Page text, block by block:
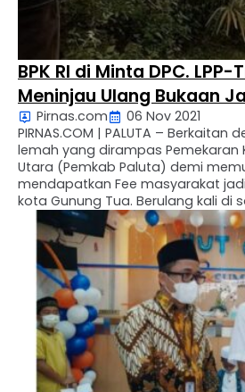
BPK RI di Minta DPC. LPP-
Meninjau Ulang Bukaan
TuaPirnas.com
06 Nov 2021
PIRNAS.COM | PALUTA –
lemah yang dirampas Pemekaran
Utara (Pemkab Paluta) demi
mendapatkan Fee masyarakat
kota Gunung Tua. Berulang kali di
melalui karya-karya tulis yang di
baik itu cetak maupun online